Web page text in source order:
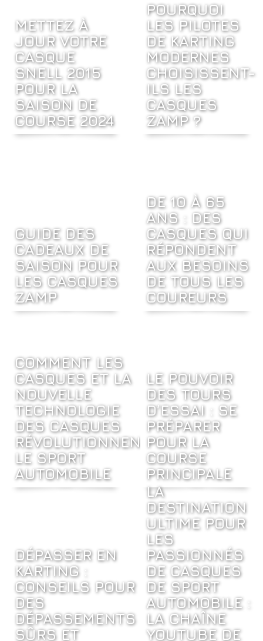
METTEZ À
JOUR VOTRE
CASQUE
SNELL 2015
POUR LA
SAISON DE
COURSE 2024
POURQUOI
LES PILOTES
DE KARTING
MODERNES
CHOISISSENT-
ILS LES
CASQUES
ZAMP ?
GUIDE DES
CADEAUX DE
SAISON POUR
LES CASQUES
ZAMP
DE 10 À 65
ANS : DES
CASQUES QUI
RÉPONDENT
AUX BESOINS
DE TOUS LES
COUREURS
COMMENT LES
CASQUES ET LA
NOUVELLE
TECHNOLOGIE
DES CASQUES
RÉVOLUTIONNENT
LE SPORT
AUTOMOBILE
LE POUVOIR
DES TOURS
D’ESSAI : SE
PRÉPARER
POUR LA
COURSE
PRINCIPALE
DÉPASSER EN
KARTING :
CONSEILS POUR
DES
DÉPASSEMENTS
SÛRS ET
LA
DESTINATION
ULTIME POUR
LES
PASSIONNÉS
DE CASQUES
DE SPORT
AUTOMOBILE :
LA CHAÎNE
YOUTUBE DE